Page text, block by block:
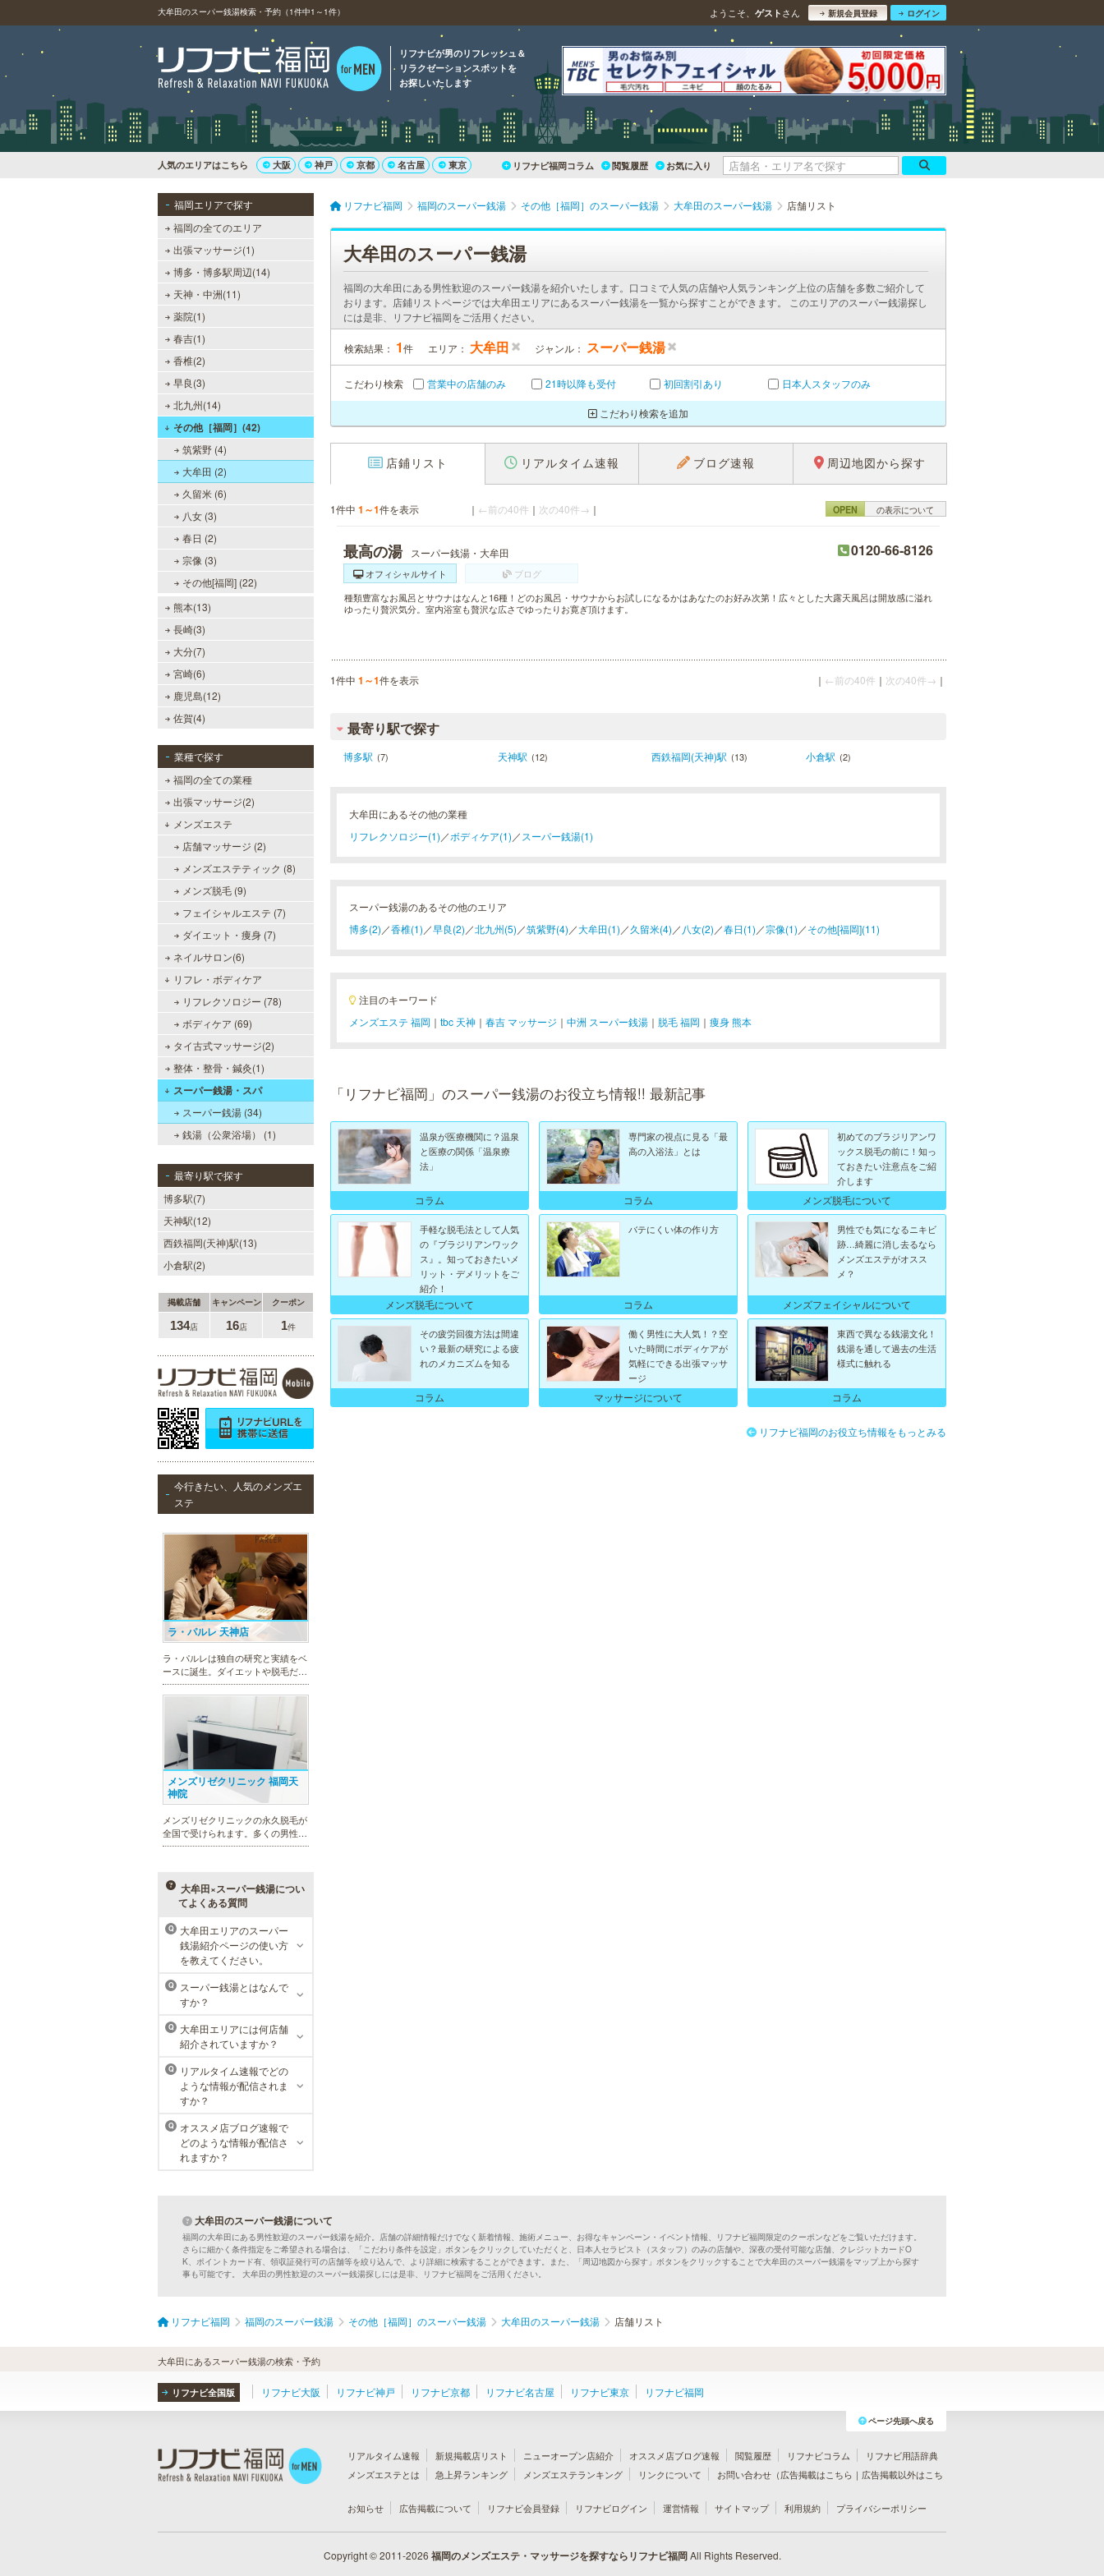
大牟田のスーパー銭湯検索・予約（1件中1～1件） ようこそ、 ゲスト さん 新規会員登録 ログイン
リフナビが男のリフレッシュ＆
リラクゼーションスポットを
お探しいたします
人気のエリアはこちら 大阪 神戸 京都 名古屋 東京 リフナビ福岡コラム 閲覧履歴 お気に入り
福岡エリアで探す
福岡の全てのエリア
出張マッサージ(1)
博多・博多駅周辺(14)
天神・中洲(11)
薬院(1)
春吉(1)
香椎(2)
早良(3)
北九州(14)
その他［福岡］(42)
筑紫野 (4)
大牟田 (2)
久留米 (6)
八女 (3)
春日 (2)
宗像 (3)
その他[福岡] (22)
熊本(13)
長崎(3)
大分(7)
宮崎(6)
鹿児島(12)
佐賀(4)
業種で探す
福岡の全ての業種
出張マッサージ(2)
メンズエステ
店舗マッサージ (2)
メンズエステティック (8)
メンズ脱毛 (9)
フェイシャルエステ (7)
ダイエット・痩身 (7)
ネイルサロン(6)
リフレ・ボディケア
リフレクソロジー (78)
ボディケア (69)
タイ古式マッサージ(2)
整体・整骨・鍼灸(1)
スーパー銭湯・スパ
スーパー銭湯 (34)
銭湯（公衆浴場） (1)
最寄り駅で探す
博多駅(7)
天神駅(12)
西鉄福岡(天神)駅(13)
小倉駅(2)
掲載店舗 キャンペーン クーポン
134店 16店 1件
今行きたい、人気のメンズエ
ステ
神院
メンズリゼクリニックの永久脱毛が
全国で受けられます。多くの男性患
まったメンズリゼクリニックが、現
在では提携院含め全国10院を展開す
るクリニックになりました。
MEN’S TBC 天神店
メンズTBCは脱毛だけではなく、フ
ェイシャルや引き締めコース等、豊
富なメニューを取り揃え、男性の健
の方にも安心の、お得な体験コース
も多数ご用意しております。
万葉の湯 博多
便利なのにくつろげる上質な温泉が
代表する名湯、大分・由布院と佐
賀・武雄から毎日運び込む最上質の
温泉を、高級旅館のような空間で、
手軽にお楽しみいただけます。
メンズTBCはライフスタイルにリン
クした豊富なメニューをご提案。カ
ェイスケア等、お客様のニーズにマ
ッチした施術で日常に寄り添いま
す。まずはお得な体験コースをチェ
ック。
ラ・パルレ 天神店
ラ・パルレは独自の研究と実績をベ
ースに誕生。ダイエットや脱毛だけ
ではなく、フェイシャルやヒーリン
グエステ等外側からも内側からも美
ております。お得な体験コースも必
見です。
メンズリゼクリニック 福岡天
神院
メンズリゼクリニックの永久脱毛が
全国で受けられます。多くの男性患
者様にご支持頂き、新宿1院から始
るクリニックになりました。
MEN’S TBC 天神店
メンズTBCは脱毛だけではなく、フ
ェイシャルや引き締めコース等、豊
富なメニューを取り揃え、男性の健
康的な美を全力でサポート。初めて
の方にも安心の、お得な体験コース
も多数ご用意しております。
万葉の湯 博多
便利なのにくつろげる上質な温泉が
博多に誕生しました。九州の東西を
MEN’S TBC 博多本店（バスタ
ーミナル）
クした豊富なメニューをご提案。カ
ッチした施術で日常に寄り添いま
ック。
ラ・パルレは独自の研究と実績をベ
ースに誕生。ダイエットや脱毛だけ
ております。お得な体験コースも必
大牟田×スーパー銭湯につい
てよくある質問
Q
大牟田エリアのスーパー
銭湯紹介ページの使い方
を教えてください。
Q
スーパー銭湯とはなんで
すか？
Q
大牟田エリアには何店舗
紹介されていますか？
Q
リアルタイム速報でどの
ような情報が配信されま
すか？
Q
オススメ店ブログ速報で
どのような情報が配信さ
れますか？
リフナビ福岡 福岡のスーパー銭湯 その他［福岡］のスーパー銭湯 大牟田のスーパー銭湯 店舗リスト
大牟田のスーパー銭湯
福岡の大牟田にある男性歓迎のスーパー銭湯を紹介いたします。口コミで人気の店舗や人気ランキング上位の店舗を多数ご紹介して
おります。店鋪リストページでは大牟田エリアにあるスーパー銭湯を一覧から探すことができます。 このエリアのスーパー銭湯探し
には是非、リフナビ福岡をご活用ください。
検索結果： 1件 エリア： 大牟田 ジャンル： スーパー銭湯
こだわり検索 営業中の店舗のみ 21時以降も受付 初回割引あり 日本人スタッフのみ
こだわり検索を追加
店鋪リスト リアルタイム速報 ブログ速報 周辺地図から探す
1件中 1～1件を表示 ｜ ←前の40件 ｜ 次の40件→ ｜ OPEN の表示について
最高の湯 スーパー銭湯・大牟田 0120-66-8126
オフィシャルサイト
ブログ
種類豊富なお風呂とサウナはなんと16種！どのお風呂・サウナからお試しになるかはあなたのお好み次第！広々とした大露天風呂は開放感に溢れ
ゆったり贅沢気分。室内浴室も贅沢な広さでゆったりお寛ぎ頂けます。
1件中 1～1件を表示 ｜ ←前の40件 ｜ 次の40件→ ｜
最寄り駅で探す
博多駅 (7) 天神駅 (12) 西鉄福岡(天神)駅 (13) 小倉駅 (2)
大牟田にあるその他の業種
リフレクソロジー(1) ／ボディケア(1) ／ スーパー銭湯(1)
スーパー銭湯のあるその他のエリア
博多(2) ／香椎(1) ／早良(2) ／北九州(5) ／筑紫野(4) ／大牟田(1) ／久留米(4) ／ 八女(2) ／春日(1) ／宗像(1) ／その他[福岡](11)
注目のキーワード
メンズエステ 福岡 ｜ tbc 天神 ｜ 春吉 マッサージ ｜ 中洲 スーパー銭湯 ｜ 脱毛 福岡 ｜ 痩身 熊本
「リフナビ福岡」のスーパー銭湯のお役立ち情報!! 最新記事
温泉が医療機関に？温泉
と医療の関係「温泉療
法」
コラム
専門家の視点に見る「最
高の入浴法」とは
コラム
初めてのブラジリアンワ
ックス脱毛の前に！知っ
ておきたい注意点をご紹
介します
メンズ脱毛について
手軽な脱毛法として人気
の『ブラジリアンワック
ス』。知っておきたいメ
リット・デメリットをご
紹介！
メンズ脱毛について
バテにくい体の作り方
コラム
男性でも気になるニキビ
跡…綺麗に消し去るなら
メンズエステがオスス
メ？
メンズフェイシャルについて
その疲労回復方法は間違
い？最新の研究による疲
れのメカニズムを知る
コラム
働く男性に大人気！？空
いた時間にボディケアが
気軽にできる出張マッサ
ージ
マッサージについて
東西で異なる銭湯文化！
銭湯を通して過去の生活
様式に触れる
コラム
リフナビ福岡のお役立ち情報をもっとみる
大牟田のスーパー銭湯について
福岡の大牟田にある男性歓迎のスーパー銭湯を紹介。店舗の詳細情報だけでなく新着情報、施術メニュー、お得なキャンペーン・イベント情報、リフナビ福岡限定のクーポンなどをご覧いただけます。
さらに細かく条件指定をご希望される場合は、「こだわり条件を設定」ボタンをクリックしていただくと、日本人セラピスト（スタッフ）のみの店舗や、深夜の受付可能な店舗、クレジットカードO
K、ポイントカード有、領収証発行可の店舗等を絞り込んで、より詳細に検索することができます。また、「周辺地図から探す」ボタンをクリックすることで大牟田のスーパー銭湯をマップ上から探す
事も可能です。 大牟田の男性歓迎のスーパー銭湯探しには是非、リフナビ福岡をご活用ください。
リフナビ福岡 福岡のスーパー銭湯 その他［福岡］のスーパー銭湯 大牟田のスーパー銭湯 店舗リスト
大牟田にあるスーパー銭湯の検索・予約
リフナビ全国版 リフナビ大阪 リフナビ神戸 リフナビ京都 リフナビ名古屋 リフナビ東京 リフナビ福岡
ページ先頭へ戻る
リアルタイム速報 新規掲載店リスト ニューオープン店紹介 オススメ店ブログ速報 閲覧履歴 リフナビコラム
リフナビ用語辞典
メンズエステとは
急上昇ランキング メンズエステランキング リンクについて お問い合わせ（広告掲載はこちら ｜ 広告掲載以外はこち
お知らせ
広告掲載について リフナビ会員登録 リフナビログイン 運営情報 サイトマップ 利用規約 プライバシーポリシー
Copyright © 2011-2026 福岡のメンズエステ・マッサージを探すならリフナビ福岡All Rights Reserved.